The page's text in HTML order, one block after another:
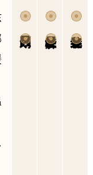
回应关切